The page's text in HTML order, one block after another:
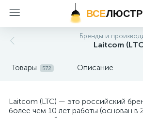
ВСЕ
Бренды и
Laitcom
Товары 572 Описание
Laitcom (LTC) — это российский
более чем 10 лет работы (основан в